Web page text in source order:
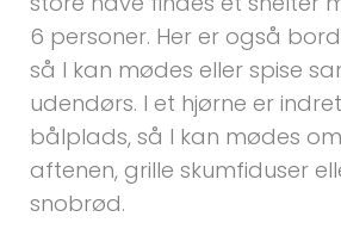
6 personer. Her er også
så I kan mødes eller spise
udendørs. I et hjørne er
bålplads, så I kan mødes
aftenen, grille skumfiduser
snobrød.